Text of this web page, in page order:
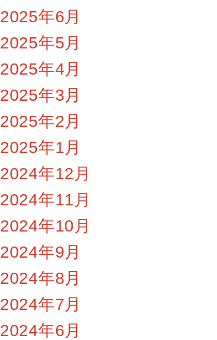
2025年6月
2025年5月
2025年4月
2025年3月
2025年2月
2025年1月
2024年12月
2024年11月
2024年10月
2024年9月
2024年8月
2024年7月
2024年6月